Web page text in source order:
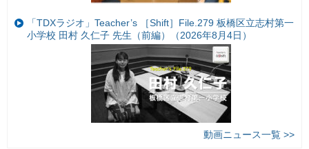
「TDXラジオ」Teacher’s ［Shift］File.279 板橋区立志村第一
小学校 田村 久仁子 先生（前編）（2026年8月4日）
動画ニュース一覧 >>